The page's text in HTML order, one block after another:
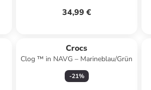
34,99 €
Crocs
Clog ™ in NAVG – Marineblau/Grün
-21%